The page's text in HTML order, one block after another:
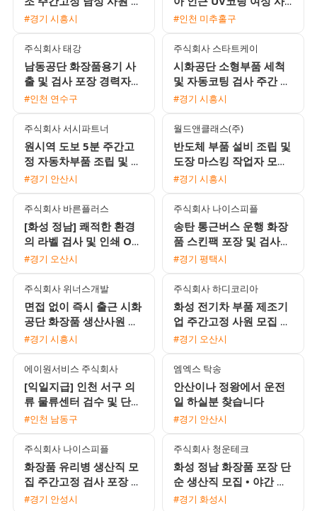
집 시급 15000원 일당 익
#경기 시흥시
원 모집 주급 및 가불 가
#인천 미추홀구
주식회사 태강
남동공단 화장품용기 사
출 및 검사 포장 경력자
채용 알찬 수당과 유급휴
#인천 연수구
주식회사 스타트케이
시화공단 소형부품 세척
및 자동코팅 검사 주간 사
원 모집
#경기 시흥시
주식회사 서시파트너
원시역 도보 5분 주간고
정 자동차부품 조립 및 포
장 장기 근무자 모집
#경기 안산시
월드앤클래스(주)
반도체 부품 설비 조립 및
도장 마스킹 작업자 모집
초보 가능
#경기 시흥시
주식회사 바른플러스
[화성 정남] 쾌적한 환경
의 라벨 검사 및 인쇄 OP
모집 (통근버스 운행)
#경기 오산시
주식회사 나이스피플
송탄 통근버스 운행 화장
품 스킨팩 포장 및 검사
사원 모집 일급 166875
#경기 평택시
주식회사 위너스개발
면접 없이 즉시 출근 시화
공단 화장품 생산사원 모
집 매주 화요일 주급 지급
#경기 시흥시
주식회사 하디코리아
화성 전기차 부품 제조기
업 주간고정 사원 모집 초
보 및 교포 가능
#경기 오산시
에이원서비스 주식회사
[익일지급] 인천 서구 의
류 물류센터 검수 및 단순
포장 사원 모집 (시급
#인천 남동구
엠엑스 탁송
안산이나 정왕에서 운전
일 하실분 찾습니다
#경기 안산시
주식회사 나이스피플
화장품 유리병 생산직 모
집 주간고정 검사 포장 선
별 유류비 지원 및 동반
#경기 안성시
주식회사 청운테크
화성 정남 화장품 포장 단
순 생산직 모집 • 야간 월
350만원 이상 • 상여 100
#경기 화성시